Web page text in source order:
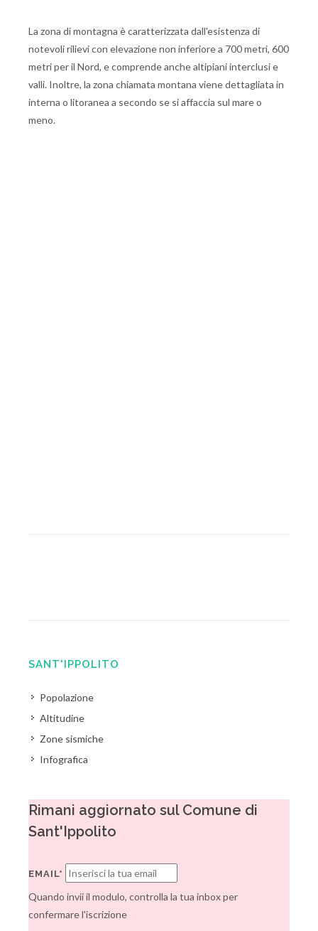
La zona di montagna è caratterizzata dall'esistenza di
notevoli rilievi con elevazione non inferiore a 700 metri, 600
metri per il Nord, e comprende anche altipiani interclusi e
valli. Inoltre, la zona chiamata montana viene dettagliata in
interna o litoranea a secondo se si affaccia sul mare o
meno.
SANT'IPPOLITO
Popolazione
Altitudine
Zone sismiche
Infografica
Rimani aggiornato sul Comune di
Sant'Ippolito
EMAIL*
Quando invii il modulo, controlla la tua inbox per
confermare l'iscrizione